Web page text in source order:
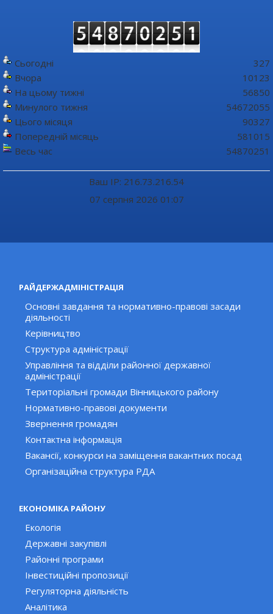
Сьогодні
Вчора
На цьому тижні
Минулого тижня
Цього місяця
Попередній місяць
Весь час
327
10123
56850
54672055
90327
581015
54870251
Ваш IP: 216.73.216.54
07 серпня 2026 01:07
РАЙДЕРЖАДМІНІСТРАЦІЯ
Основні завдання та нормативно-правові засади
діяльності
Керівництво
Структура адміністрації
Управління та відділи районної державної
адміністрації
Територіальні громади Вінницького району
Нормативно-правові документи
Звернення громадян
Контактна інформація
Вакансії, конкурси на заміщення вакантних посад
Організаційна структура РДА
ЕКОНОМІКА РАЙОНУ
Екологія
Державні закупівлі
Районні програми
Інвестиційні пропозиції
Регуляторна діяльність
Аналітика